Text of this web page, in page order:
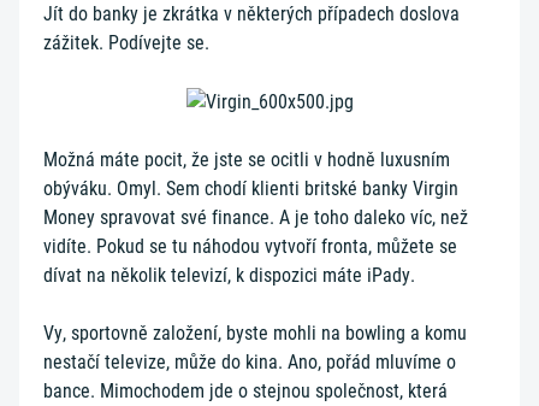
Jít do banky je zkrátka v některých případech doslova
zážitek. Podívejte se.
Možná máte pocit, že jste se ocitli v hodně luxusním
obýváku. Omyl. Sem chodí klienti britské banky Virgin
Money spravovat své finance. A je toho daleko víc, než
vidíte. Pokud se tu náhodou vytvoří fronta, můžete se
dívat na několik televizí, k dispozici máte iPady.
Vy, sportovně založení, byste mohli na bowling a komu
nestačí televize, může do kina. Ano, pořád mluvíme o
bance. Mimochodem jde o stejnou společnost, která